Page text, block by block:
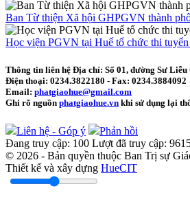
Ban Từ thiện Xã hội GHPGVN thành
Học viện PGVN tại Huế tổ chức thi
Thông tin liên hệ Địa chỉ: Số 01, đường Sư
Điện thoại: 0234.3822180 - Fax: 0234.3884092
Email: phatgiaohue@gmail.com
Ghi rõ nguồn phatgiaohue.vn khi sử dụng lại
Liên hệ - Góp ý
Phản hồi
Đang truy cập: 100 Lượt đã truy cập:
© 2026 - Bản quyền thuộc Ban Trị sự
Thiết kế và xây dựng HueCIT